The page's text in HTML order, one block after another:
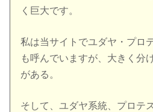
く巨大です。
私は当サイトでユダヤ・プロ
も呼んでいますが、大きく分
がある。
そして、ユダヤ系統、プロテ